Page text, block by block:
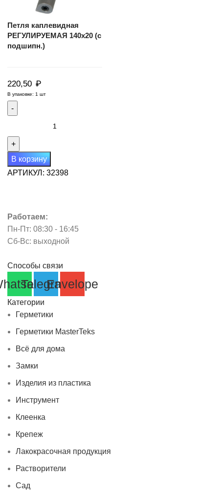
Петля каплевидная
РЕГУЛИРУЕМАЯ 140х20 (с
подшипн.)
220,50 ₽
В упаковке: 1 шт
Петля
каплевидная
РЕГУЛИРУЕМАЯ
В корзину
АРТИКУЛ: 32398
Работаем:
Пн-Пт: 08:30 - 16:45
Сб-Вс: выходной
Способы связи
TelegramEnvelope
Категории
Герметики
Герметики MasterTeks
Всё для дома
Замки
Изделия из пластика
Инструмент
Клеенка
Крепеж
Лакокрасочная продукция
Растворители
Сад